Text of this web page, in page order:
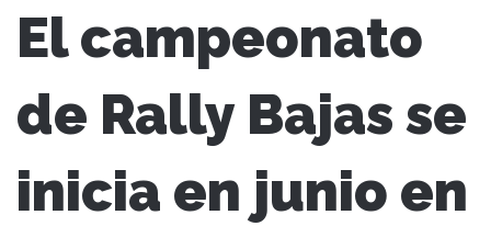
El campeonato
de Rally Bajas se
inicia en junio en